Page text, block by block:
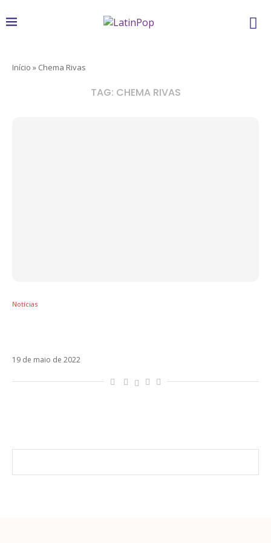
Início » Chema Rivas
TAG: CHEMA RIVAS
Notícias
19 de maio de 2022